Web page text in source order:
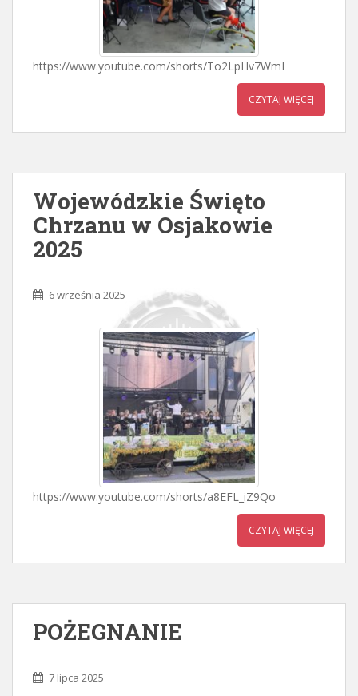
https://www.youtube.com/shorts/To2LpHv7WmI
CZYTAJ WIĘCEJ
Wojewódzkie Święto
Chrzanu w Osjakowie
2025
6 września 2025
https://www.youtube.com/shorts/a8EFL_iZ9Qo
CZYTAJ WIĘCEJ
POŻEGNANIE
7 lipca 2025